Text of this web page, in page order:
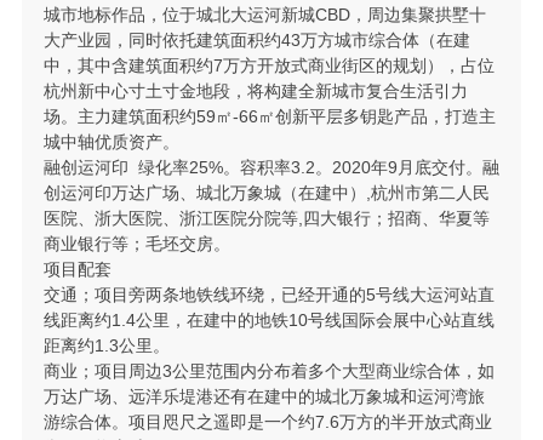
城市地标作品，位于城北大运河新城CBD，周边集聚拱墅十
大产业园，同时依托建筑面积约43万方城市综合体（在建
中，其中含建筑面积约7万方开放式商业街区的规划），占位
杭州新中心寸土寸金地段，将构建全新城市复合生活引力
场。主力建筑面积约59㎡-66㎡创新平层多钥匙产品，打造主
城中轴优质资产。
融创运河印 绿化率25%。容积率3.2。2020年9月底交付。融
创运河印万达广场、城北万象城（在建中）,杭州市第二人民
医院、浙大医院、浙江医院分院等,四大银行；招商、华夏等
商业银行等；毛坯交房。
项目配套
交通；项目旁两条地铁线环绕，已经开通的5号线大运河站直
线距离约1.4公里，在建中的地铁10号线国际会展中心站直线
距离约1.3公里。
商业；项目周边3公里范围内分布着多个大型商业综合体，如
万达广场、远洋乐堤港还有在建中的城北万象城和运河湾旅
游综合体。项目咫尺之遥即是一个约7.6万方的半开放式商业